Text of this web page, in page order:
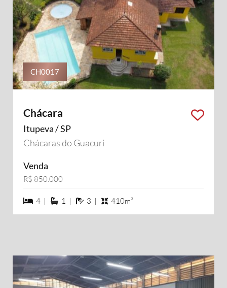
CH0017
Chácara
Itupeva / SP
Chácaras do Guacuri
Venda
R$ 850.000
4 dormiórios
4 | 1 suítes
1 | 3 banheiros
3 | 410m²